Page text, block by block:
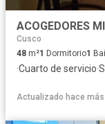
Cusco
48 m²1 Dormitorio1
·Cuarto de servicio·
Actualizado hace